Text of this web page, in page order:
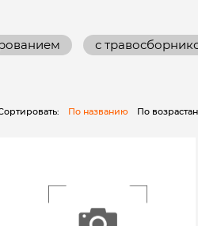
с
По названию По